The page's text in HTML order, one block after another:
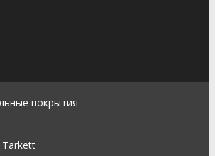
покрытия
Tarkett